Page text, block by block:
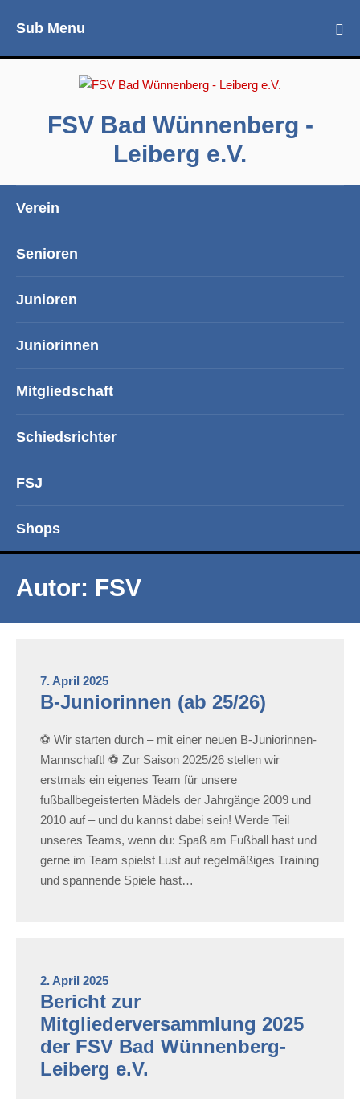
Sub Menu
FSV Bad Wünnenberg -
Leiberg e.V.
Verein
Senioren
Junioren
Juniorinnen
Mitgliedschaft
Schiedsrichter
FSJ
Shops
Autor: FSV
7. April 2025
B-Juniorinnen (ab 25/26)
⚽️ Wir starten durch – mit einer neuen B-Juniorinnen-
Mannschaft! ⚽️ Zur Saison 2025/26 stellen wir
erstmals ein eigenes Team für unsere
fußballbegeisterten Mädels der Jahrgänge 2009 und
2010 auf – und du kannst dabei sein! Werde Teil
unseres Teams, wenn du: Spaß am Fußball hast und
gerne im Team spielst Lust auf regelmäßiges Training
und spannende Spiele hast…
2. April 2025
Bericht zur
Mitgliederversammlung 2025
der FSV Bad Wünnenberg-
Leiberg e.V.